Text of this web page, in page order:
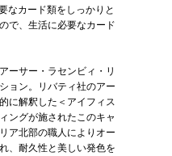
なカード類をしっかりと
で、生活に必要なカード
ーサー・ラセンビィ・リ
ョン。リバティ社のアー
に解釈した＜アイフィス
ングが施されたこのキャ
ア北部の職人によりオー
、耐久性と美しい発色を